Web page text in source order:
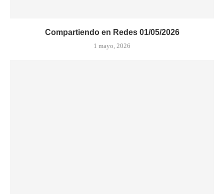
Compartiendo en Redes 01/05/2026
1 mayo, 2026